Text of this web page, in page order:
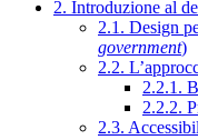
2. Introduzione al
2.1. Design
government)
2.2.
2.2.1.
2.2.2.
2.3.